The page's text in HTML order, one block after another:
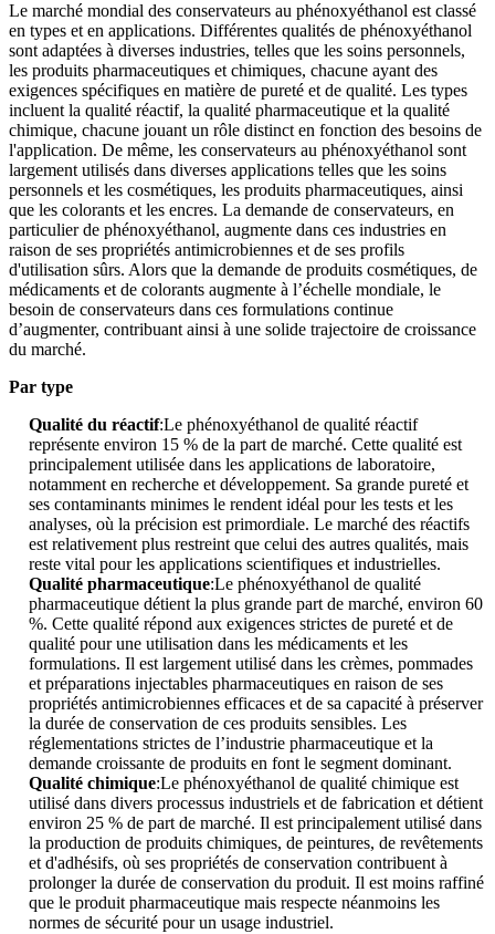
Le marché mondial des conservateurs au phénoxyéthanol est classé
en types et en applications. Différentes qualités de phénoxyéthanol
sont adaptées à diverses industries, telles que les soins personnels,
les produits pharmaceutiques et chimiques, chacune ayant des
exigences spécifiques en matière de pureté et de qualité. Les types
incluent la qualité réactif, la qualité pharmaceutique et la qualité
chimique, chacune jouant un rôle distinct en fonction des besoins de
l'application. De même, les conservateurs au phénoxyéthanol sont
largement utilisés dans diverses applications telles que les soins
personnels et les cosmétiques, les produits pharmaceutiques, ainsi
que les colorants et les encres. La demande de conservateurs, en
particulier de phénoxyéthanol, augmente dans ces industries en
raison de ses propriétés antimicrobiennes et de ses profils
d'utilisation sûrs. Alors que la demande de produits cosmétiques, de
médicaments et de colorants augmente à l’échelle mondiale, le
besoin de conservateurs dans ces formulations continue
d’augmenter, contribuant ainsi à une solide trajectoire de croissance
du marché.
Par type
Qualité du réactif:Le phénoxyéthanol de qualité réactif
représente environ 15 % de la part de marché. Cette qualité est
principalement utilisée dans les applications de laboratoire,
notamment en recherche et développement. Sa grande pureté et
ses contaminants minimes le rendent idéal pour les tests et les
analyses, où la précision est primordiale. Le marché des réactifs
est relativement plus restreint que celui des autres qualités, mais
reste vital pour les applications scientifiques et industrielles.
Qualité pharmaceutique:Le phénoxyéthanol de qualité
pharmaceutique détient la plus grande part de marché, environ 60
%. Cette qualité répond aux exigences strictes de pureté et de
qualité pour une utilisation dans les médicaments et les
formulations. Il est largement utilisé dans les crèmes, pommades
et préparations injectables pharmaceutiques en raison de ses
propriétés antimicrobiennes efficaces et de sa capacité à préserver
la durée de conservation de ces produits sensibles. Les
réglementations strictes de l’industrie pharmaceutique et la
demande croissante de produits en font le segment dominant.
Qualité chimique:Le phénoxyéthanol de qualité chimique est
utilisé dans divers processus industriels et de fabrication et détient
environ 25 % de part de marché. Il est principalement utilisé dans
la production de produits chimiques, de peintures, de revêtements
et d'adhésifs, où ses propriétés de conservation contribuent à
prolonger la durée de conservation du produit. Il est moins raffiné
que le produit pharmaceutique mais respecte néanmoins les
normes de sécurité pour un usage industriel.